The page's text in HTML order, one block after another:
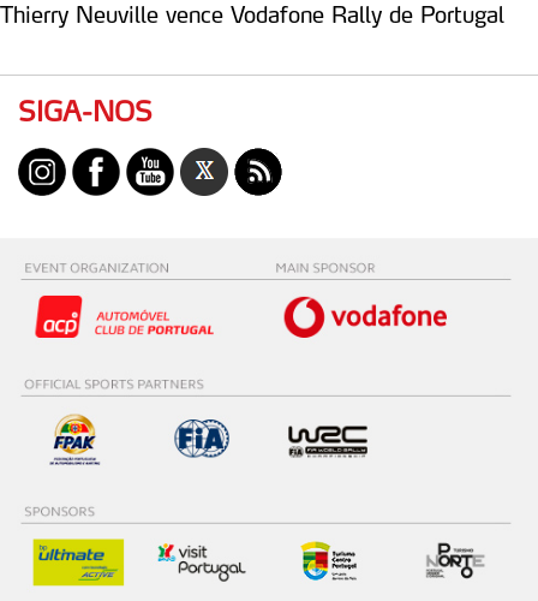
Thierry Neuville vence Vodafone Rally de Portugal
SIGA-NOS